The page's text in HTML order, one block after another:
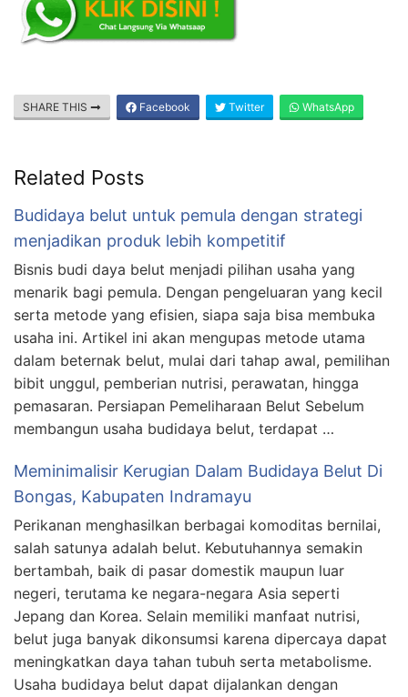
SHARE THIS Facebook Twitter WhatsApp
Related Posts
Budidaya belut untuk pemula dengan strategi
menjadikan produk lebih kompetitif
Bisnis budi daya belut menjadi pilihan usaha yang
menarik bagi pemula. Dengan pengeluaran yang kecil
serta metode yang efisien, siapa saja bisa membuka
usaha ini. Artikel ini akan mengupas metode utama
dalam beternak belut, mulai dari tahap awal, pemilihan
bibit unggul, pemberian nutrisi, perawatan, hingga
pemasaran. Persiapan Pemeliharaan Belut Sebelum
membangun usaha budidaya belut, terdapat …
Meminimalisir Kerugian Dalam Budidaya Belut Di
Bongas, Kabupaten Indramayu
Perikanan menghasilkan berbagai komoditas bernilai,
salah satunya adalah belut. Kebutuhannya semakin
bertambah, baik di pasar domestik maupun luar
negeri, terutama ke negara-negara Asia seperti
Jepang dan Korea. Selain memiliki manfaat nutrisi,
belut juga banyak dikonsumsi karena dipercaya dapat
meningkatkan daya tahan tubuh serta metabolisme.
Usaha budidaya belut dapat dijalankan dengan